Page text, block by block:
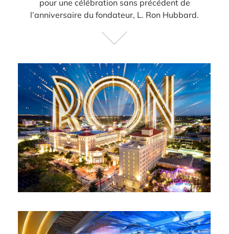
pour une célébration sans précédent de
l’anniversaire du fondateur, L. Ron Hubbard.